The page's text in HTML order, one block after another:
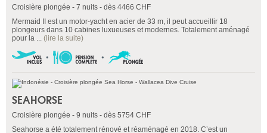
Croisière plongée - 7 nuits - dès 4466 CHF
Mermaid II est un motor-yacht en acier de 33 m, il peut accueillir 18
plongeurs dans 10 cabines luxueuses et modernes. Totalement aménagé
pour la ... (lire la suite)
SEAHORSE
Croisière plongée - 9 nuits - dès 5754 CHF
Seahorse a été totalement rénové et réaménagé en 2018. C’est un